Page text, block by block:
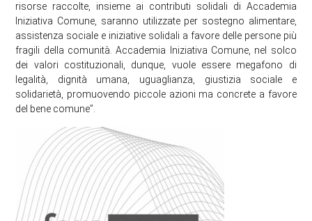
risorse raccolte, insieme ai contributi solidali di Accademia
Iniziativa Comune, saranno utilizzate per sostegno alimentare,
assistenza sociale e iniziative solidali a favore delle persone più
fragili della comunità. Accademia Iniziativa Comune, nel solco
dei valori costituzionali, dunque, vuole essere megafono di
legalità, dignità umana, uguaglianza, giustizia sociale e
solidarietà, promuovendo piccole azioni ma concrete a favore
del bene comune”.